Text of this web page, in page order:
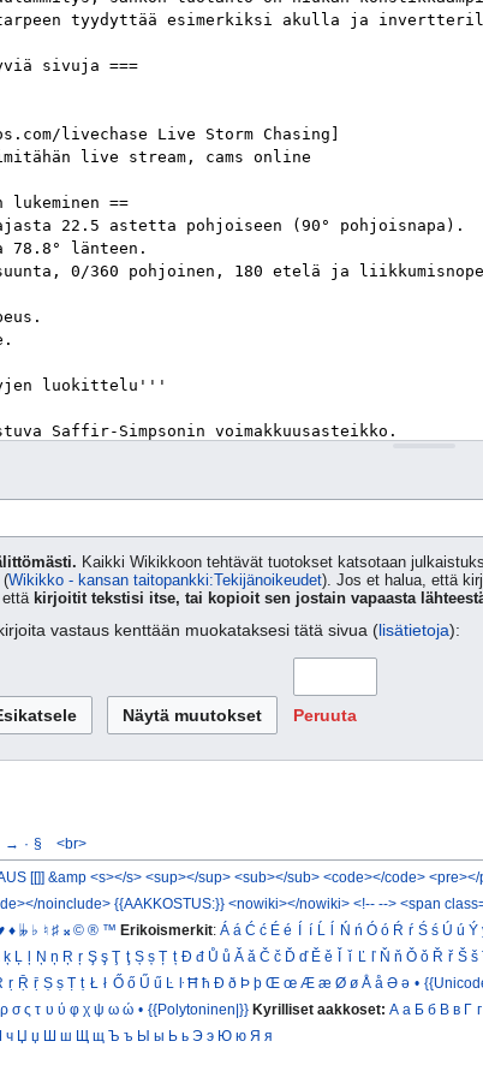
Kaikki Wikikkoon tehtävät tuotokset katsotaan
(Wikikko - kansan taitopankki:Tekijänoikeudet). Jos et halua, että
että kirjoitit tekstisi itse, tai kopioit sen jostain vapaasta
vastaus kenttään muokataksesi tätä sivua (lisätietoja):
Peruuta
→ · § <br>
[[]] &amp <s></s> <sup></sup> <sub></sub> <code></code> <pre></
noinclude> {{AAKKOSTUS:}} <nowiki></nowiki> <!-- --> <span
♦ 𝄫 ♭ ♮ ♯ 𝄪 © ® ™ Erikoismerkit:Á á Ć ć É é Í í Ĺ ĺ Ń ń Ó ó Ŕ ŕ Ś ś Ú ú Ý
ķ Ļ ļ Ņ ņ Ŗ ŗ Ş ş Ţ ţ Ș ș Ț ț Đ đ Ů ů Ǎ ǎ Č č Ď ď Ě ě Ǐ ǐ Ľ ľ Ň ň Ǒ ǒ Ř ř Š š
ṛ Ṝ ṝ Ṣ ṣ Ṭ ṭ Ł ł Ő ő Ű ű Ŀ ŀ Ħ ħ Ð ð Þ þ Œ œ Æ æ Ø ø Å å Ə ə •
ρ σ ς τ υ ύ φ χ ψ ω ώ • {{Polytoninen|}} Kyrilliset aakkoset: А а Б б В в Г г
ч Џ џ Ш ш Щ щ Ъ ъ Ы ы Ь ь Э э Ю ю Я я